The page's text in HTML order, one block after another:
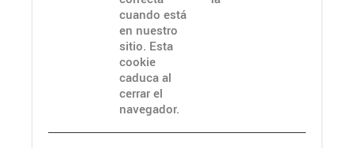
cuando está
en nuestro
sitio. Esta
cookie
caduca al
cerrar el
navegador.